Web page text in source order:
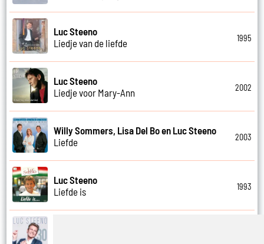
Luc Steeno
Liedje van de liefde
1995
Luc Steeno
Liedje voor Mary-Ann
2002
Willy Sommers, Lisa Del Bo en Luc Steeno
Liefde
2003
Luc Steeno
Liefde is
1993